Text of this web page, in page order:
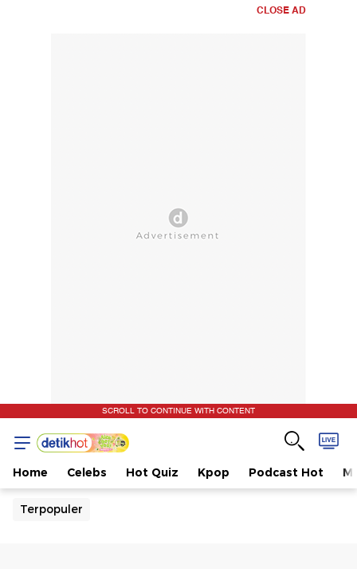
CLOSE AD
SCROLL TO CONTINUE WITH CONTENT
Home Celebs Hot Quiz Kpop Podcast Hot
Terpopuler